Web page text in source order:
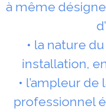
à même
• la nature
installation,
• l’ampleur de
professionnel